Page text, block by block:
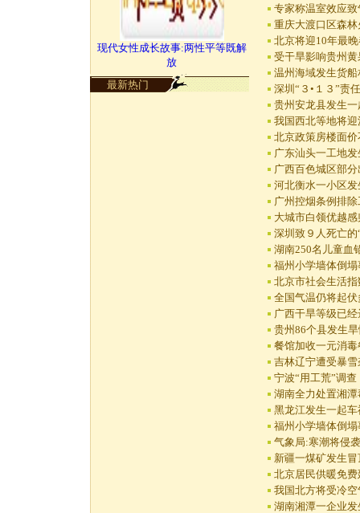
现代女性成长故事:两性平等既解
放
最新热门
专家称温室效应
重庆大渡口区森
北京将迎10年最
受干旱影响贵州
温州海域发生货
深圳“３•１３”责
贵州安龙县发生
我国西北等地将
北京政策房楼面
广东汕头一工地
广西百色城区部
河北衡水一小区
广州控烟条例排
大城市白领优越
深圳致９人死亡的
湖南250名儿童血
福州小学墙体倒
北京市社会生活
全国气温仍将起
广西干旱等级已
贵州86个县发生
餐馆加收一元消
吉林辽宁遭受暴
宁波“用工荒”调
湖南全力处置湘
黑龙江发生一起
福州小学墙体倒
气象局:寒潮将侵
新疆一煤矿发生
北京居民供暖免
我国北方将受冷
湖南湘潭一企业